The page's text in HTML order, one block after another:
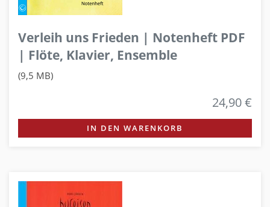
Verleih uns Frieden | Notenheft PDF
| Flöte, Klavier, Ensemble
(9,5 MB)
24,90 €
IN DEN WARENKORB